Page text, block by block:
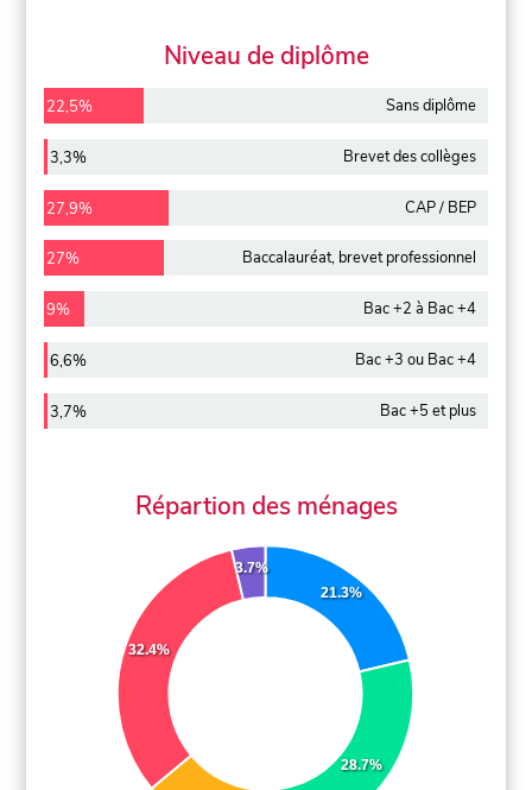
Niveau de diplôme
22,5% Sans diplôme
3,3% Brevet des collèges
27,9% CAP / BEP
27% Baccalauréat, brevet professionnel
9% Bac +2 à Bac +4
6,6% Bac +3 ou Bac +4
3,7% Bac +5 et plus
Répartion des ménages
21.3%
28.7%
32.4%
3.7%